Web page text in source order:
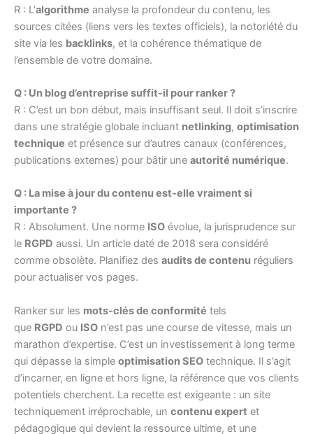
R : L’algorithme analyse la profondeur du contenu, les
sources citées (liens vers les textes officiels), la notoriété du
site via les backlinks, et la cohérence thématique de
l’ensemble de votre domaine.
Q : Un blog d’entreprise suffit-il pour ranker ?
R : C’est un bon début, mais insuffisant seul. Il doit s’inscrire
dans une stratégie globale incluant netlinking, optimisation
technique et présence sur d’autres canaux (conférences,
publications externes) pour bâtir une autorité numérique.
Q : La mise à jour du contenu est-elle vraiment si
importante ?
R : Absolument. Une norme ISO évolue, la jurisprudence sur
le RGPD aussi. Un article daté de 2018 sera considéré
comme obsolète. Planifiez des audits de contenu réguliers
pour actualiser vos pages.
Ranker sur les mots-clés de conformité tels
que RGPD ou ISO n’est pas une course de vitesse, mais un
marathon d’expertise. C’est un investissement à long terme
qui dépasse la simple optimisation SEO technique. Il s’agit
d’incarner, en ligne et hors ligne, la référence que vos clients
potentiels cherchent. La recette est exigeante : un site
techniquement irréprochable, un contenu expert et
pédagogique qui devient la ressource ultime, et une